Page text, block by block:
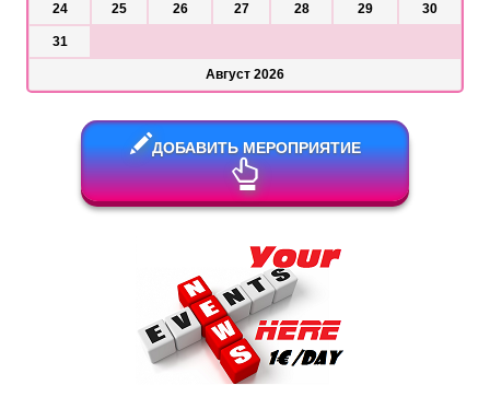
24 25 26 27 28 29 30
31
Август 2026
ДОБАВИТЬ МЕРОПРИЯТИЕ